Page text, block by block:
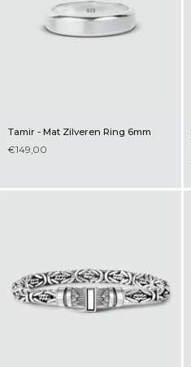
Tamir - Mat Zilveren Ring 6mm
€149,00